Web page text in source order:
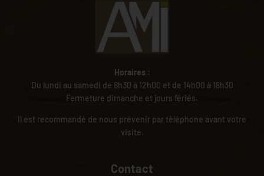
Horaires :
Du lundi au samedi de 8h30 à 12h00 et de 14h00 à 18h30
Fermeture dimanche et jours fériés.
Il est recommandé de nous prévenir par téléphone avant votre
visite.
Contact